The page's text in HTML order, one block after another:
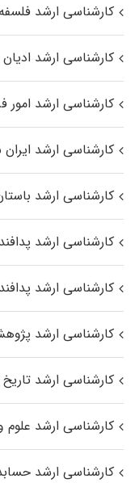
کارشناسی ارشد
کارشناسی ارشد
کارشناسی ارشد امور
کارشناسی ارشد
کارشناسی ارشد
کارشناسی ارشد
کارشناسی ارشد
کارشناسی ارشد
کارشناسی ارشد تاریخ
کارشناسی ارشد علوم
کارشناسی ارشد